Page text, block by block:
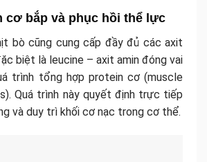
cơ bắp và phục hồi thể lực
bò cũng cung cấp đầy đủ các axit
biệt là leucine – axit amin đóng vai
trình tổng hợp protein cơ (muscle
Quá trình này quyết định trực tiếp
và duy trì khối cơ nạc trong cơ thể.